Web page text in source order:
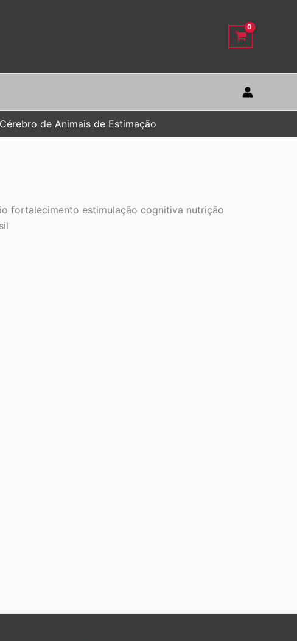
de Animais de Estimação
fortalecimento estimulação cognitiva nutrição